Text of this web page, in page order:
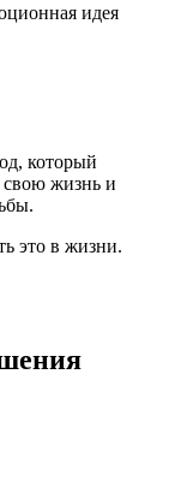
идея
который
свою жизнь и
это в жизни.